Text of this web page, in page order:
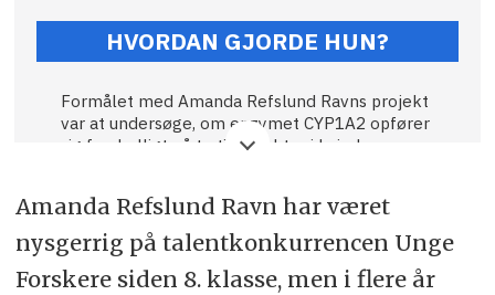
HVORDAN GJORDE HUN?
Formålet med Amanda Refslund Ravns projekt
var at undersøge, om enzymet CYP1A2 opfører
sig forskelligt på to tidspunkter i kvinders
herunder koffein og mange former for medicin.
Seks unge piger og kvinder i alderen 16-19 år
deltog i studiet.
Amanda Refslund Ravn har været
nysgerrig på talentkonkurrencen Unge
Forskere siden 8. klasse, men i flere år